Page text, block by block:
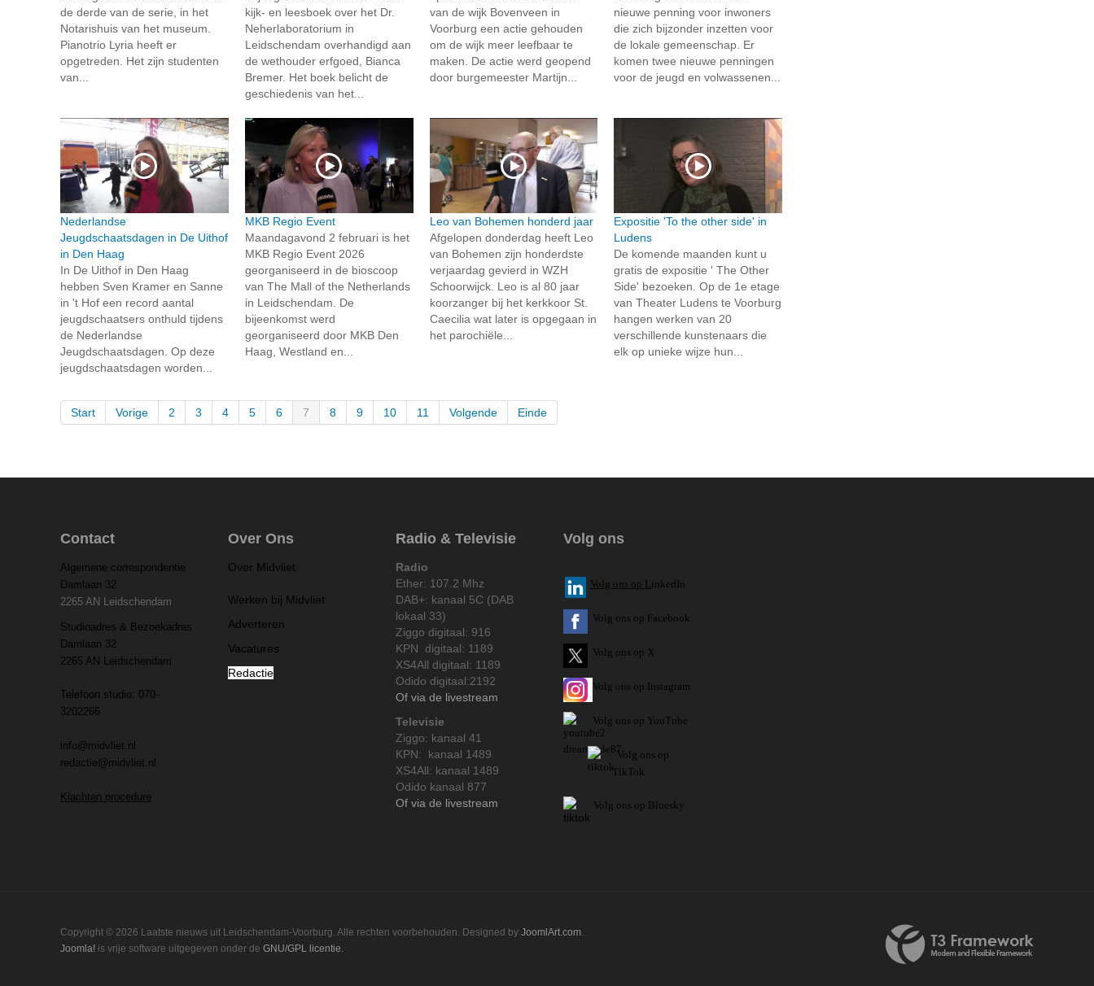
de derde van de serie, in het
Notarishuis van het museum.
Pianotrio Lyria heeft er
opgetreden. Het zijn studenten
van...
kijk- en leesboek over het Dr.
Neherlaboratorium in
Leidschendam overhandigd aan
de wethouder erfgoed, Bianca
Bremer. Het boek belicht de
geschiedenis van het...
van de wijk Bovenveen in
Voorburg een actie gehouden
om de wijk meer leefbaar te
maken. De actie werd geopend
door burgemeester Martijn...
nieuwe penning voor inwoners
die zich bijzonder inzetten voor
de lokale gemeenschap. Er
komen twee nieuwe penningen
voor de jeugd en volwassenen...
Nederlandse
Jeugdschaatsdagen in De Uithof
in Den Haag
In De Uithof in Den Haag
hebben Sven Kramer en Sanne
in 't Hof een record aantal
jeugdschaatsers onthuld tijdens
de Nederlandse
Jeugdschaatsdagen. Op deze
jeugdschaatsdagen worden...
MKB Regio Event
Maandagavond 2 februari is het
MKB Regio Event 2026
georganiseerd in de bioscoop
van The Mall of the Netherlands
in Leidschendam. De
bijeenkomst werd
georganiseerd door MKB Den
Haag, Westland en...
Leo van Bohemen honderd jaar
Afgelopen donderdag heeft Leo
van Bohemen zijn honderdste
verjaardag gevierd in WZH
Schoorwijck. Leo is al 80 jaar
koorzanger bij het kerkkoor St.
Caecilia wat later is opgegaan in
het parochiële...
Expositie 'To the other side' in
Ludens
De komende maanden kunt u
gratis de expositie ' The Other
Side' bezoeken. Op de 1e etage
van Theater Ludens te Voorburg
hangen werken van 20
verschillende kunstenaars die
elk op unieke wijze hun...
Start Vorige 2 3 4 5 6 7 8 9 10 11 Volgende Einde
Contact
Algemene correspondentie
Damlaan 32
2265 AN Leidschendam
Studioadres & Bezoekadres
Damlaan 32
2265 AN Leidschendam
Telefoon studio: 070-
3202266
info@midvliet.nl
redactie@midvliet.nl
Klachten procedure
Over Ons
Over Midvliet
Werken bij Midvliet
Adverteren
Vacatures
Redactie
Radio & Televisie
Radio
Ether: 107.2 Mhz
DAB+: kanaal 5C (DAB
lokaal 33)
Ziggo digitaal: 916
KPN digitaal: 1189
XS4All digitaal: 1189
Odido digitaal:2192
Of via de livestream
Televisie
Ziggo: kanaal 41
KPN: kanaal 1489
XS4All: kanaal 1489
Odido kanaal 877
Of via de livestream
Volg ons
Volg ons op L inkedIn
Volg ons op Facebook
Volg ons op X
Volg ons op Instagram
Volg ons op YouTube
Volg ons op
TikTok
Volg ons op Bluesky
Copyright © 2026 Laatste nieuws uit Leidschendam-Voorburg. Alle rechten voorbehouden. Designed by JoomlArt.com
Joomla! is vrije software uitgegeven onder de GNU/GPL licentie.